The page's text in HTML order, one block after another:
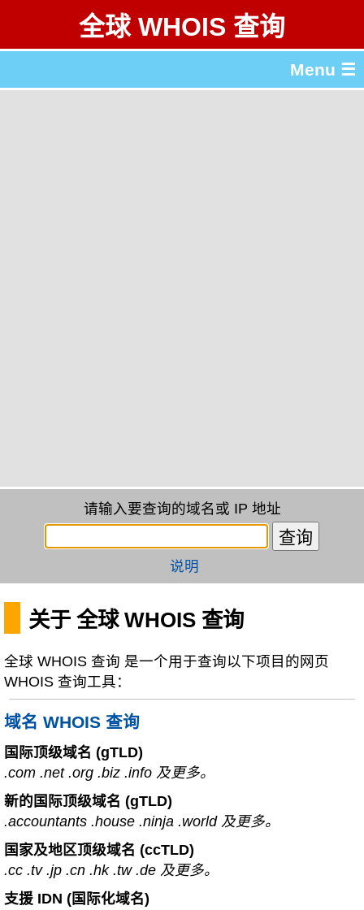
全球 WHOIS 查询
Menu ☰
请输入要查询的域名或 IP 地址
说明
关于 全球 WHOIS 查询
全球 WHOIS 查询 是一个用于查询以下项目的网页
WHOIS 查询工具：
域名 WHOIS 查询
国际顶级域名 (gTLD)
.com .net .org .biz .info 及更多。
新的国际顶级域名 (gTLD)
.accountants .house .ninja .world 及更多。
国家及地区顶级域名 (ccTLD)
.cc .tv .jp .cn .hk .tw .de 及更多。
支援 IDN (国际化域名)